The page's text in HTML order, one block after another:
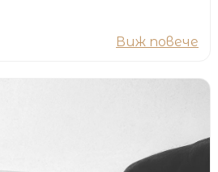
Виж повече